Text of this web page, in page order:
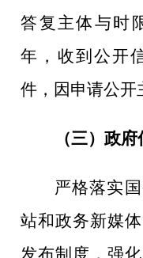
答复主体与时
年，收到公开
件，因申请公开
（三）政
严格落实
站和政务新媒
发布制度，强